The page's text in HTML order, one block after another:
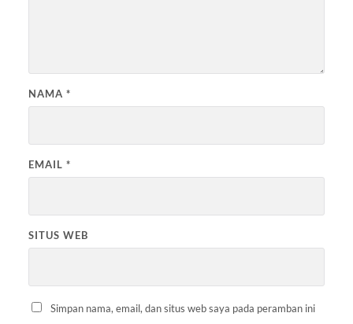
NAMA *
EMAIL *
SITUS WEB
Simpan nama, email, dan situs web saya pada peramban ini